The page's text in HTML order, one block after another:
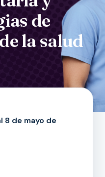
de
la salud
8 de mayo de